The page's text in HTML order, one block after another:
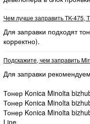
Чем лучше заправить TK-475,
Для заправки подходят
корректно).
Подскажите, чем заправить
Для заправки
Тонер Konica Minolta
Тонер Konica Minolta
Тонер Konica Minolta
Line